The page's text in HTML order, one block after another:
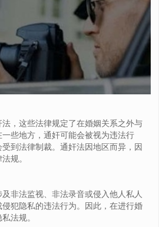
，这些法律规定了在婚姻关系之外与
些地方，通奸可能会被视为违法行
到法律制裁。通奸法因地区而异，因
规。
非法监视、非法录音或侵入他人私人
犯隐私的违法行为。因此，在进行婚
法规。